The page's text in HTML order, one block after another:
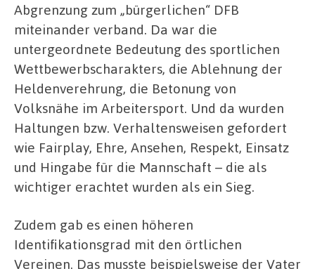
Abgrenzung zum „bürgerlichen“ DFB
miteinander verband. Da war die
untergeordnete Bedeutung des sportlichen
Wettbewerbscharakters, die Ablehnung der
Heldenverehrung, die Betonung von
Volksnähe im Arbeitersport. Und da wurden
Haltungen bzw. Verhaltensweisen gefordert
wie Fairplay, Ehre, Ansehen, Respekt, Einsatz
und Hingabe für die Mannschaft – die als
wichtiger erachtet wurden als ein Sieg.
Zudem gab es einen höheren
Identifikationsgrad mit den örtlichen
Vereinen. Das musste beispielsweise der Vater